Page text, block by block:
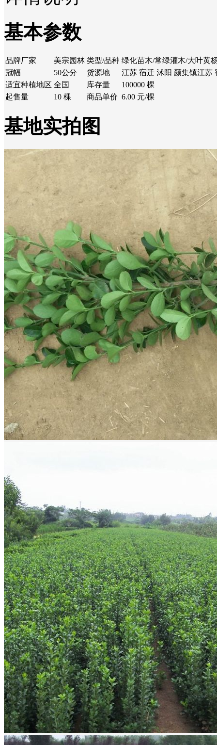
基本参数
品牌厂家 美宗园林 类型/品种 绿化苗木/常绿灌木/大叶黄
冠幅
50公分 货源地
江苏 宿迁 沭阳 颜集镇江苏
适宜种植地区 全国 库存量
100000 棵
起售量
10 棵 商品单价 6.00 元/棵
基地实拍图